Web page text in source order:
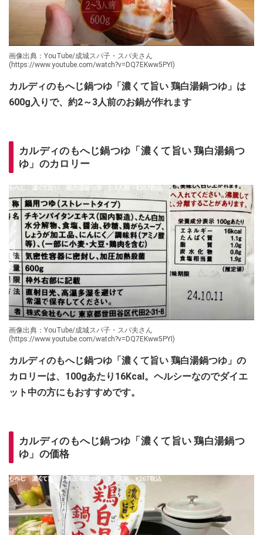
画像出典：YouTube/成城スパ子・スパ夫さん
(https://www.youtube.com/watch?v=DQ7EKww5PYI)
カルディのもへじ鍋つゆ「濃くて旨い 鶏白湯鍋つゆ」は
600g入りで、約2～3人前のお鍋が作れます
カルディのもへじ鍋つゆ「濃くて旨い 鶏白湯鍋つ
ゆ」のカロリー
画像出典：YouTube/成城スパ子・スパ夫さん
(https://www.youtube.com/watch?v=DQ7EKww5PYI)
カルディのもへじ鍋つゆ「濃くて旨い 鶏白湯鍋つゆ」の
カロリーは、100gあたり16Kcal。ヘルシーなのでダイエ
ット中の方にもおすすめです。
カルディのもへじ鍋つゆ「濃くて旨い 鶏白湯鍋つ
ゆ」の価格